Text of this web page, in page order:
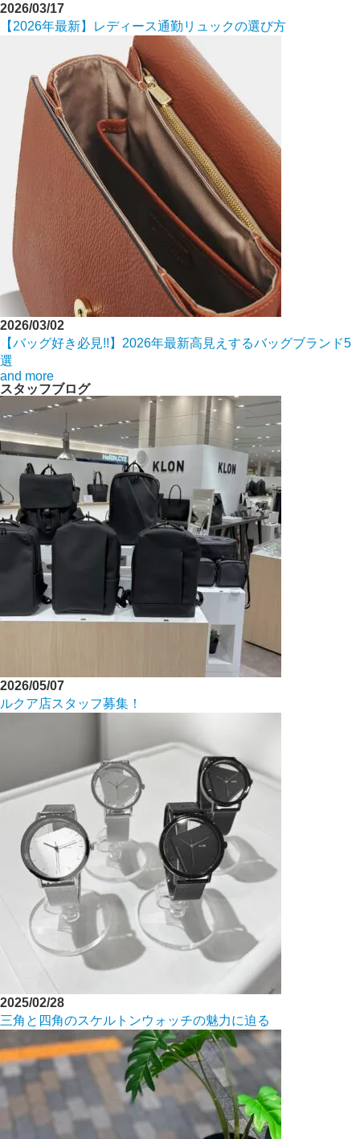
2026/03/17
【2026年最新】レディース通勤リュックの選び方
2026/03/02
【バッグ好き必見!!】2026年最新高見えするバッグブランド5
選
and more
スタッフブログ
2026/05/07
ルクア店スタッフ募集！
2025/02/28
三角と四角のスケルトンウォッチの魅力に迫る